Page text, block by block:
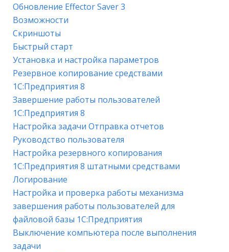
Обновление Effector Saver 3
Возможности
Скриншоты
Быстрый старт
Установка и настройка параметров
Резервное копирование средствами
1С:Предприятия 8
Завершение работы пользователей
1С:Предприятия 8
Настройка задачи Отправка отчетов
Руководство пользователя
Настройка резервного копирования
1С:Предприятия 8 штатными средствами
Логирование
Настройка и проверка работы механизма
завершения работы пользователей для
файловой базы 1С:Предприятия
Выключение компьютера после выполнения
задачи